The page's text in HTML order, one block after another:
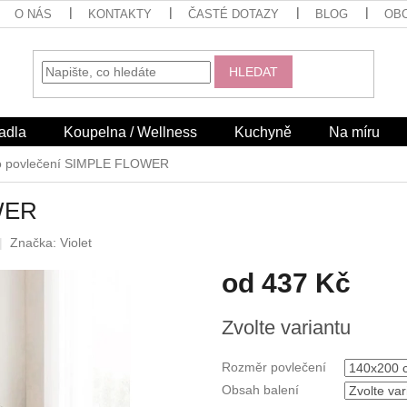
O NÁS KONTAKTY ČASTÉ DOTAZY BLOG
HLEDAT
Koupelna / Wellness Kuchyně Na míru
povlečení SIMPLE FLOWER
Značka: Violet
od 437 Kč
cena:
Zvolte variantu
Rozměr povlečení
Obsah balení